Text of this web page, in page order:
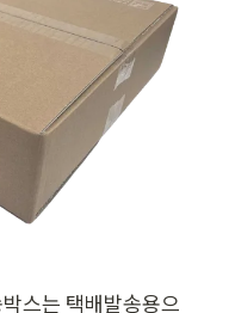
스는 택배발송용으